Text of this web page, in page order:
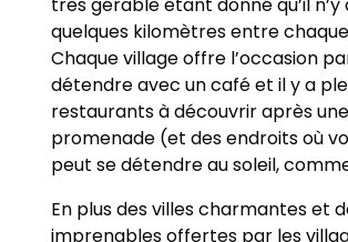
quelques kilomètres entre
Chaque village offre l’occasion
détendre avec un café et il y a
restaurants à découvrir après une
promenade (et des endroits où
peut se détendre au soleil,
En plus des villes charmantes et
imprenables offertes par les